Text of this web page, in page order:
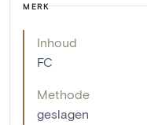
MERK
Inhoud
FC
Methode
geslagen